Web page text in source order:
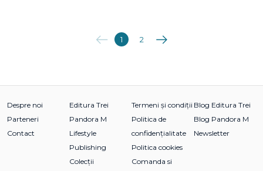
Anterioara
1 2 Următoarea
Despre noi
Parteneri
Contact
Editura Trei
Pandora M
Lifestyle
Publishing
Colecții
Termeni și condiții
Politica de
confidențialitate
Politica cookies
Comanda si
Blog Editura Trei
Blog Pandora M
Newsletter